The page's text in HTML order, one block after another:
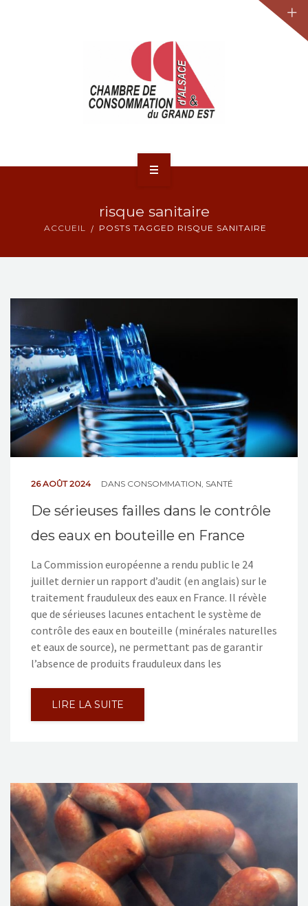
NOS ACTIONS
CONTACT
risque sanitaire
ACCUEIL POSTS TAGGED RISQUE SANITAIRE
26 AOÛT 2024 DANS CONSOMMATION, SANTÉ
De sérieuses failles dans le contrôle
des eaux en bouteille en France
La Commission européenne a rendu public le 24
juillet dernier un rapport d’audit (en anglais) sur le
traitement frauduleux des eaux en France. Il révèle
que de sérieuses lacunes entachent le système de
contrôle des eaux en bouteille (minérales naturelles
et eaux de source), ne permettant pas de garantir
l’absence de produits frauduleux dans les
LIRE LA SUITE